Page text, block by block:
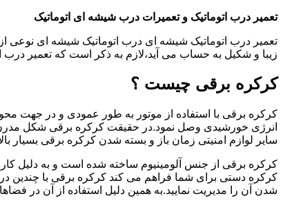
تعمیر درب اتوماتیک و تعمیرات درب شیشه ای اتوماتیک
تعمیر درب اتوماتیک شیشه ای درب اتوماتیک شیشه ای نوعی
زیبا و شکیل به حساب می آید،لازم به ذکر است که تعمیر
کرکره برقی چیست ؟
انرژی خورشیدی وصل نمود.در حقیقت کرکره برقی شکل
سایر لوازم امنیتی زمان باز و بسته شدن کرکره برقی بسیار
کرکره برقی از جنس آلومینیوم ساخته شده است و به دلیل
کرکره دستی برای شما فراهم می کند کرکره برقی با چندین
شدن آن را مدیریت نمایید.به همین دلیل استفاده از آن در